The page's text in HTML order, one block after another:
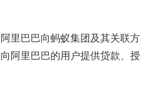
里巴巴向蚂蚁集团及其关联方
阿里巴巴的用户提供贷款、授